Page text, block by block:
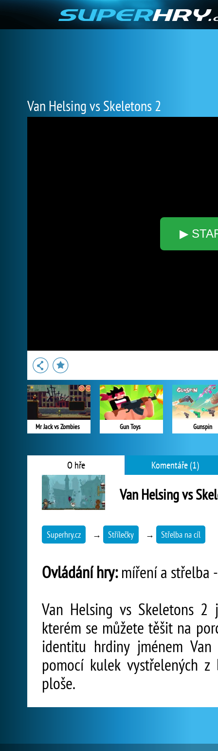
Van Helsing vs Skeletons 2
▶
Mr Jack vs Zombies Gun Toys Gunspin
O hře Komentáře (1)
Van Helsing vs
Superhry.cz → Střílečky → Střelba na cíl
Ovládání hry:míření a střelba
Van Helsing vs Skeletons
kterém se můžete těšit na
identitu hrdiny jménem
pomocí kulek vystřelených
ploše.